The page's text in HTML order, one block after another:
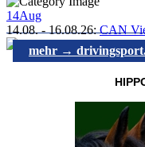
14Aug
14.08.-16.08.26:CAN
mehr →